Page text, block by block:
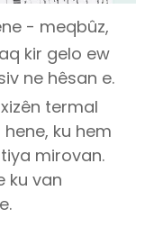
- meqbûz,
kir gelo ew
ne hêsan e.
termal
hene, ku hem
mirovan.
ku van